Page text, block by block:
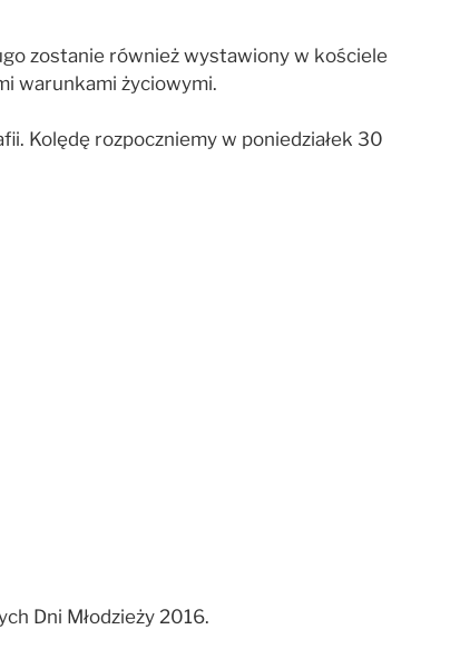
zostanie również wystawiony w kościele
warunkami życiowymi.
Kolędę rozpoczniemy w poniedziałek 30
Dni Młodzieży 2016.